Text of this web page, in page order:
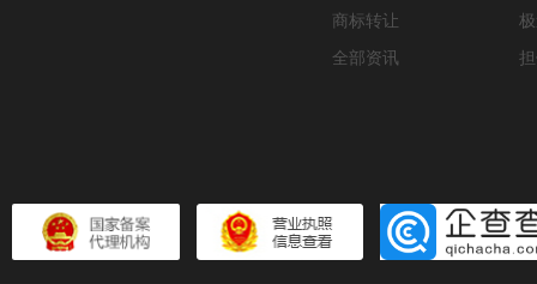
商标转让
全部资讯